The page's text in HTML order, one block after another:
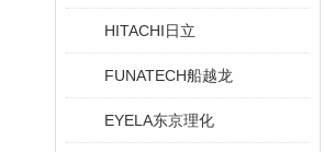
HITACHI日立
FUNATECH船越龙
EYELA东京理化